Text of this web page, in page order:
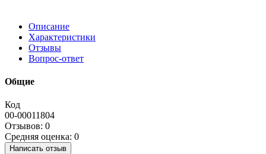
Описание
Характеристики
Отзывы
Вопрос-ответ
Общие
Код
00-00011804
Отзывов: 0
Средняя оценка: 0
Написать отзыв